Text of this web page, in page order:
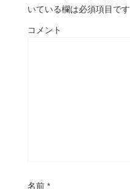
いている欄は必須項目です
コメント
名前 *